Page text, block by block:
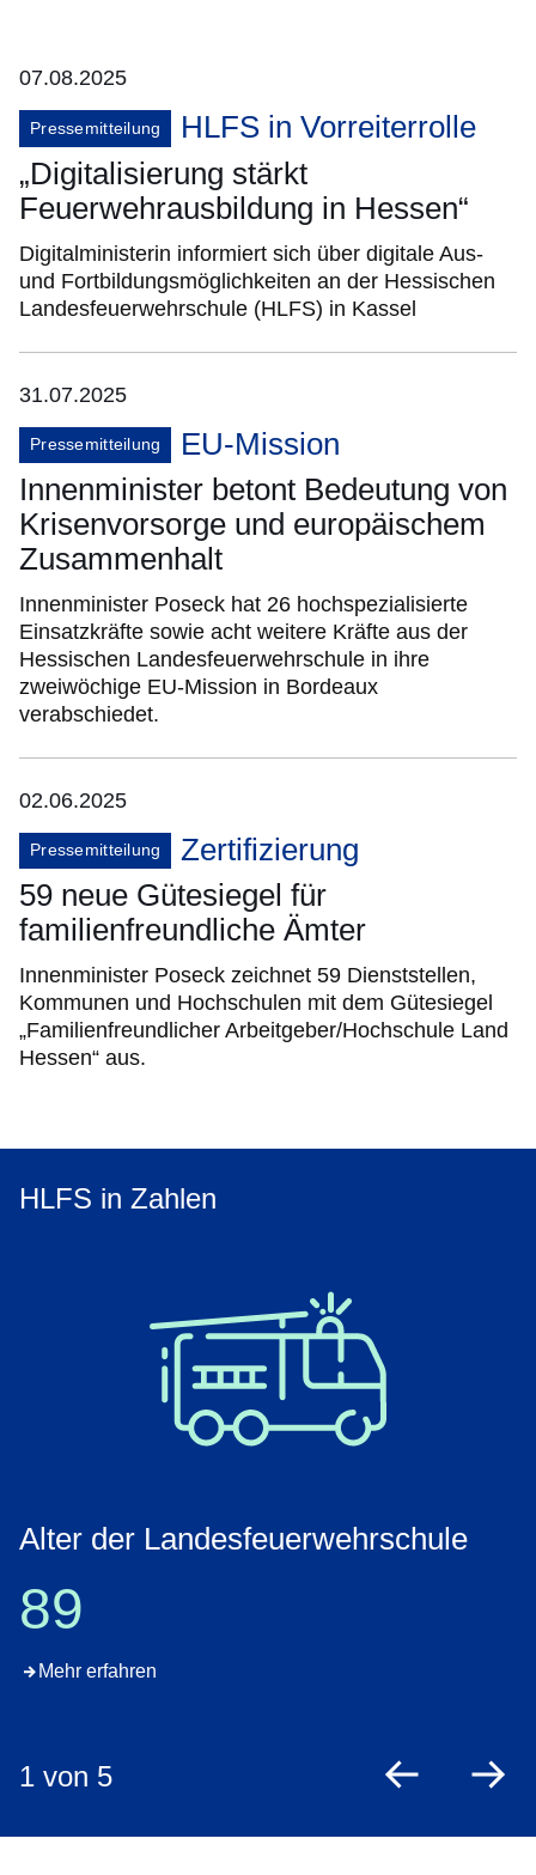
07.08.2025
Pressemitteilung
HLFS in Vorreiterrolle
„Digitalisierung stärkt
Feuerwehrausbildung in Hessen“
Digitalministerin informiert sich über digitale Aus-
und Fortbildungsmöglichkeiten an der Hessischen
Landesfeuerwehrschule (HLFS) in Kassel
31.07.2025
Pressemitteilung
EU-Mission
Innenminister betont Bedeutung von
Krisenvorsorge und europäischem
Zusammenhalt
Innenminister Poseck hat 26 hochspezialisierte
Einsatzkräfte sowie acht weitere Kräfte aus der
Hessischen Landesfeuerwehrschule in ihre
zweiwöchige EU-Mission in Bordeaux
verabschiedet.
02.06.2025
Pressemitteilung
Zertifizierung
59 neue Gütesiegel für
familienfreundliche Ämter
Innenminister Poseck zeichnet 59 Dienststellen,
Kommunen und Hochschulen mit dem Gütesiegel
„Familienfreundlicher Arbeitgeber/Hochschule Land
Hessen“ aus.
HLFS in Zahlen
Alter der Landesfeuerwehrschule
89
Mehr erfahren
1 von 5